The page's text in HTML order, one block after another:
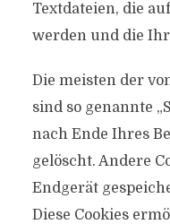
Textdateien, die
werden und die
Die meisten der
sind so genannte
nach Ende Ihres
gelöscht. Andere
Endgerät
Diese Cookies